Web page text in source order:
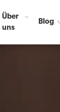
Über
uns
Blog